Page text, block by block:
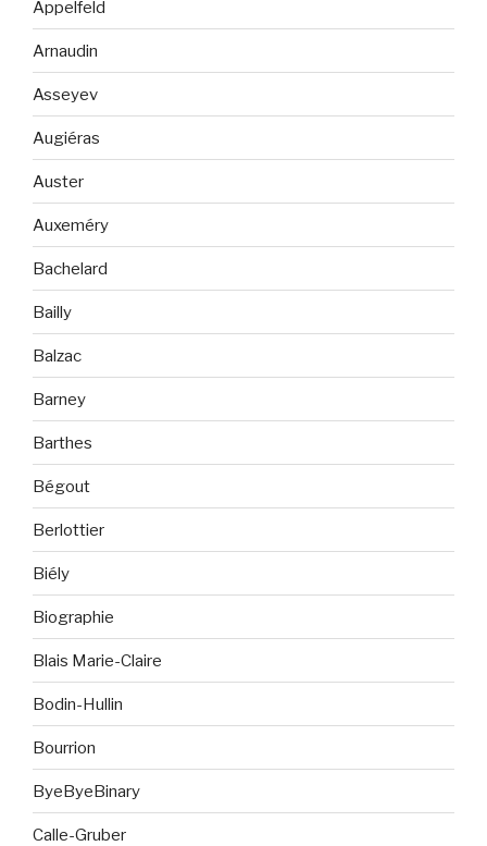
Appelfeld
Arnaudin
Asseyev
Augiéras
Auster
Auxeméry
Bachelard
Bailly
Balzac
Barney
Barthes
Bégout
Berlottier
Biély
Biographie
Blais Marie-Claire
Bodin-Hullin
Bourrion
ByeByeBinary
Calle-Gruber